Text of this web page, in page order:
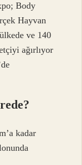
Body
Hayvan
ve 140
ağırlıyor
kadar